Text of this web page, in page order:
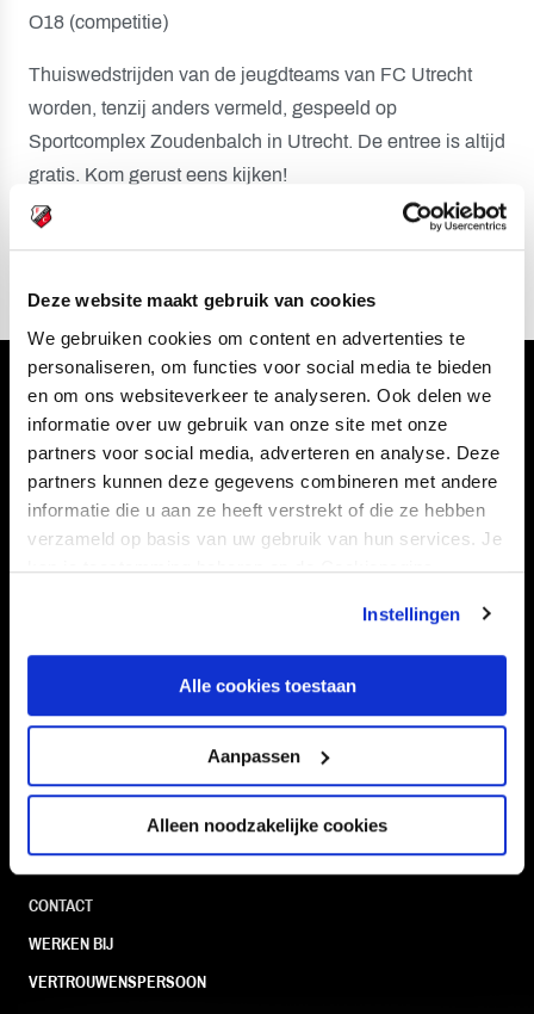
Deze website maakt gebruik van cookies
We gebruiken cookies om content en advertenties te
personaliseren, om functies voor social media te bieden
en om ons websiteverkeer te analyseren. Ook delen we
informatie over uw gebruik van onze site met onze
partners voor social media, adverteren en analyse. Deze
partners kunnen deze gegevens combineren met andere
informatie die u aan ze heeft verstrekt of die ze hebben
verzameld op basis van uw gebruik van hun services. Je
kan je toestemming beheren op de Cookiepagina.
Instellingen
Alle cookies toestaan
Aanpassen
Alleen noodzakelijke cookies
O18 (competitie)
Thuiswedstrijden van de jeugdteams van FC Utrecht
worden, tenzij anders vermeld, gespeeld op
Sportcomplex Zoudenbalch in Utrecht. De entree is altijd
gratis. Kom gerust eens kijken!
Onder voorbehoud van wijzigingen en afgelastingen.
Volg ons ook via
Navigeer naar
STADION
KAARTVERKOOP
BUSINESS
Informatie
CONTACT
WERKEN BIJ
VERTROUWENSPERSOON